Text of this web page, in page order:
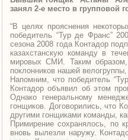
занял 2-е место в групповой
“В целях прояснения
победитель “Тур де Франс”
сезона 2008 года Контадор
казахстанскую команду в
мировых СМИ. Таким образом,
поклонников нашей велогруппы,
Напомним, что победитель
Контадор объявил об этом
Однако генеральному
гонщиков. Договорились, что
другими гонщиками команды,
Примирение сохранялось, по
вновь вылезли наружу.